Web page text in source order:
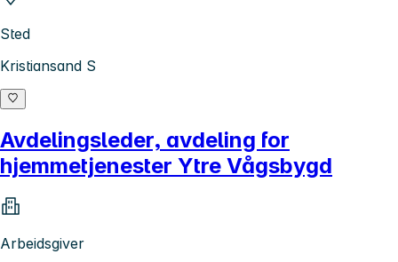
Sted
Kristiansand S
Avdelingsleder, avdeling for
hjemmetjenester Ytre Vågsbygd
Arbeidsgiver